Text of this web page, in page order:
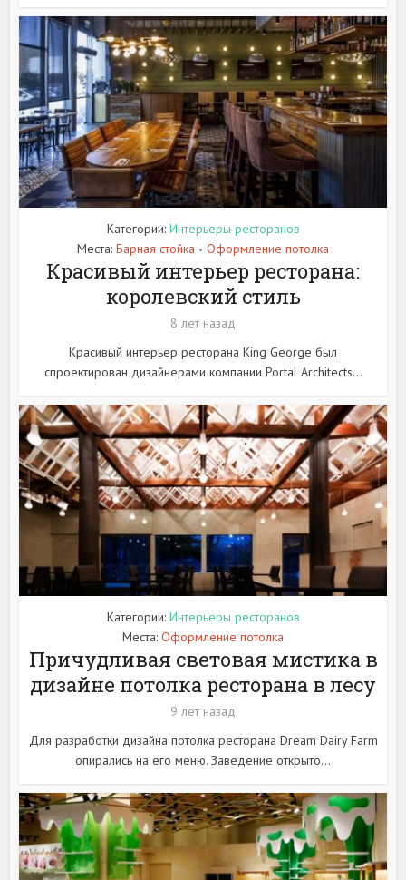
Категории: Интерьеры ресторанов
Места: Барная стойка • Оформление потолка
Красивый интерьер ресторана:
королевский стиль
8 лет назад
Красивый интерьер ресторана King George был
спроектирован дизайнерами компании Portal Architects...
Категории: Интерьеры ресторанов
Места: Оформление потолка
Причудливая световая мистика в
дизайне потолка ресторана в лесу
9 лет назад
Для разработки дизайна потолка ресторана Dream Dairy Farm
опирались на его меню. Заведение открыто...